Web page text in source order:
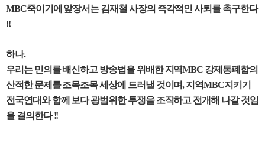
MBC죽이기에 앞장서는 김재철 사장의 즉각적인 사퇴를 촉구한다
!!
하나.
우리는 민의를 배신하고 방송법을 위배한 지역MBC 강제통폐합의
산적한 문제를 조목조목 세상에 드러낼 것이며,지역MBC지키기
전국연대와 함께 보다 광범위한 투쟁을 조직하고 전개해 나갈 것임
을 결의한다!!